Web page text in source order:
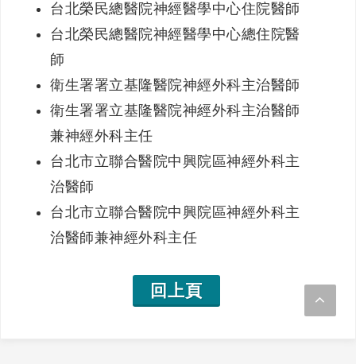
台北榮民總醫院神經醫學中心住院醫師
台北榮民總醫院神經醫學中心總住院醫
師
衛生署署立基隆醫院神經外科主治醫師
衛生署署立基隆醫院神經外科主治醫師
兼神經外科主任
台北市立聯合醫院中興院區神經外科主
治醫師
台北市立聯合醫院中興院區神經外科主
治醫師兼神經外科主任
回上頁